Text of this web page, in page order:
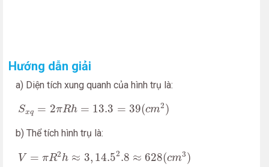
Hướng dẫn giải
a) Diện tích xung quanh của hình trụ là:
Sxq = 2πRh = 13.3 = 39(cm2)
Sx π h= 13.3 = 39 m2 )
b) Thể tích hình trụ là:
V = πR2h ≈ 3, 14.52.8 ≈ 628(cm3)
V= 2h≈3 14.5 2 .8≈628 cm3 )